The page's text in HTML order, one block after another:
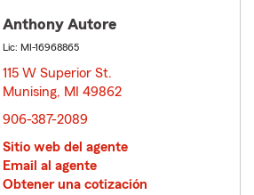
Anthony Autore
Lic: MI-16968865
115 W Superior St.
Munising, MI 49862
906-387-2089
Sitio web del agente
Email al agente
Obtener una cotización